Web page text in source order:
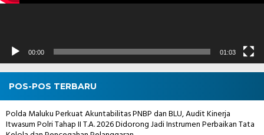
00:00 01:03
POS-POS TERBARU
Polda Maluku Perkuat Akuntabilitas PNBP dan BLU, Audit Kinerja
Itwasum Polri Tahap II T.A. 2026 Didorong Jadi Instrumen Perbaikan Tata